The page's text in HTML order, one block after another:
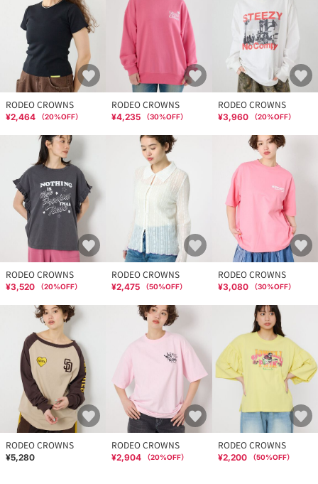
RODEO CROWNS
¥2,464 （20%OFF）
RODEO CROWNS
¥4,235 （30%OFF）
RODEO CROWNS
¥3,960 （20%OFF）
RODEO CROWNS
¥3,520 （20%OFF）
RODEO CROWNS
¥2,475 （50%OFF）
RODEO CROWNS
¥3,080 （30%OFF）
RODEO CROWNS
¥5,280
RODEO CROWNS
¥2,904 （20%OFF）
RODEO CROWNS
¥2,200 （50%OFF）